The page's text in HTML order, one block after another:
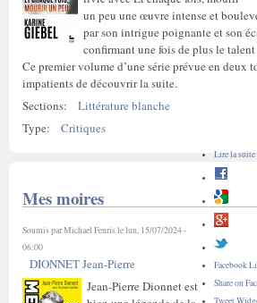
un peu une œuvre intense et
par son intrigue poignante et son
confirmant une fois de plus le
Ce premier volume d’une série prévue en deux
impatients de découvrir la suite.
Sections:
Littérature blanche
Type:
Critiques
Lire la suite
Facebook
Share on
Tweet
Mes moires
Soumis parMichael Fenrisle lun, 15/07/2024 -
06:00
DIONNET Jean-Pierre
Jean-Pierre Dionnet est